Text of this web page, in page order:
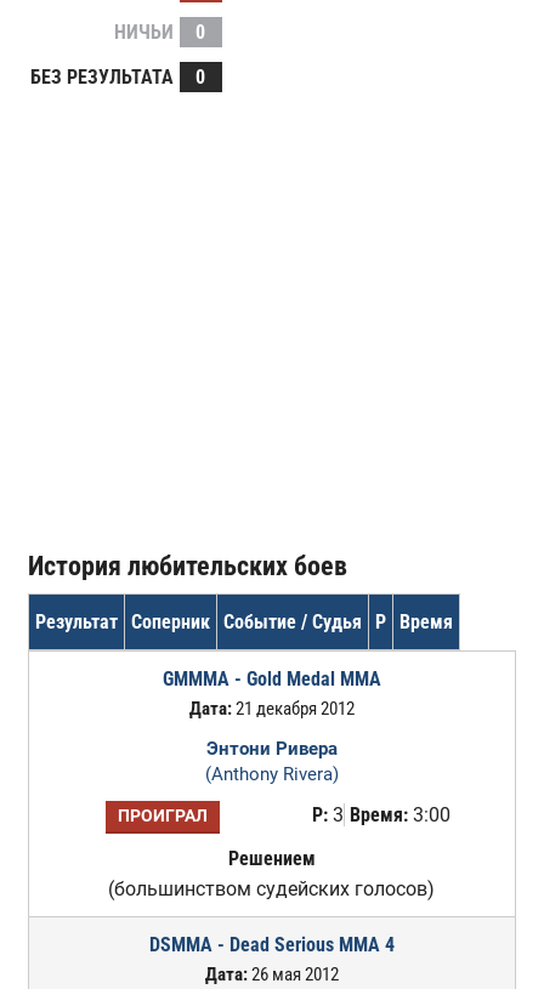
НИЧЬИ
0
БЕЗ РЕЗУЛЬТАТА
0
История любительских боев
Результат Соперник Событие / Судья Р Время
GMMMA - Gold Medal MMA
Дата:21 декабря 2012
Энтони Ривера
(Anthony Rivera)
ПРОИГРАЛ Р:3 Время:3:00
Решением
(большинством судейских голосов)
DSMMA - Dead Serious MMA 4
Дата:26 мая 2012